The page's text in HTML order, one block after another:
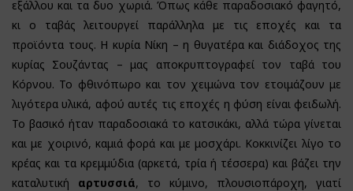
εξάλλου και τα δυο χωριά. Όπως κάθε παραδοσιακό φαγητό,
κι ο ταβάς λειτουργεί παράλληλα με τις εποχές και τα
προϊόντα τους. Η κυρία Νίκη – η θυγατέρα και διάδοχος της
κυρίας Σουζάντας – μας αποκρυπτογραφεί τον ταβά του
Κόρνου. Το φθινόπωρο και τον χειμώνα τον ετοιμάζουν με
λιγότερα υλικά, αφού αυτές τις εποχές η φύση είναι φειδωλή.
Το βασικό ήταν παραδοσιακά το κατσικάκι, αλλά τώρα γίνεται
και με χοιρινό, καμιά φορά και με μοσχάρι. Κοκκινίζει λίγο το
κρέας και τα κρεμμύδια (αρκετά, τρία ή τέσσερα) και βάζει την
καταλυτική αρτυσσιά, το κύμινο, πλουσιοπάροχη, γιατί